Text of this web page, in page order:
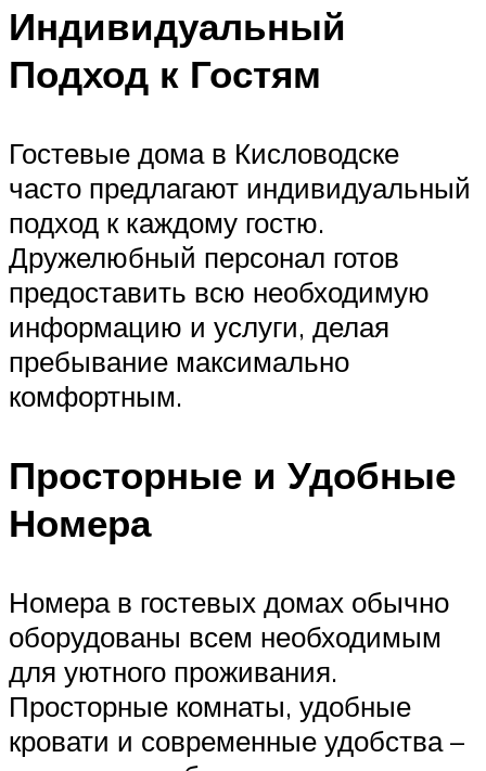
Индивидуальный
Подход к Гостям
Гостевые дома в Кисловодске
часто предлагают индивидуальный
подход к каждому гостю.
Дружелюбный персонал готов
предоставить всю необходимую
информацию и услуги, делая
пребывание максимально
комфортным.
Просторные и Удобные
Номера
Номера в гостевых домах обычно
оборудованы всем необходимым
для уютного проживания.
Просторные комнаты, удобные
кровати и современные удобства –